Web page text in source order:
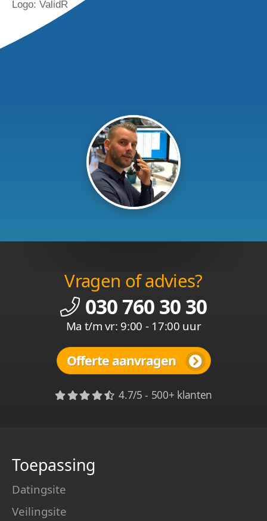
Logo: ValidR
Vragen of advies?
030 760 30 30
Ma t/m vr: 9:00 - 17:00 uur
Offerte aanvragen
4.7/5 - 500+ klanten
Toepassing
Datingsite
Veilingsite